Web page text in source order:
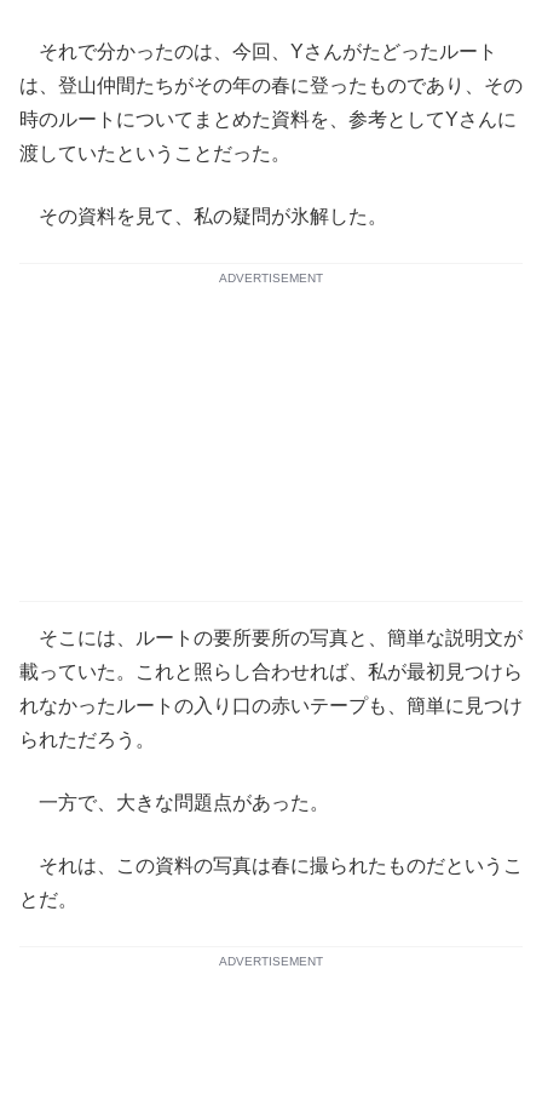
それで分かったのは、今回、Yさんがたどったルート
は、登山仲間たちがその年の春に登ったものであり、その
時のルートについてまとめた資料を、参考としてYさんに
渡していたということだった。
その資料を見て、私の疑問が氷解した。
ADVERTISEMENT
そこには、ルートの要所要所の写真と、簡単な説明文が
載っていた。これと照らし合わせれば、私が最初見つけら
れなかったルートの入り口の赤いテープも、簡単に見つけ
られただろう。
一方で、大きな問題点があった。
それは、この資料の写真は春に撮られたものだというこ
とだ。
ADVERTISEMENT